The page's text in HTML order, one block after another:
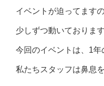
イベントが迫ってますの
少しずつ動いております
今回のイベントは、1
私たちスタッフは鼻息